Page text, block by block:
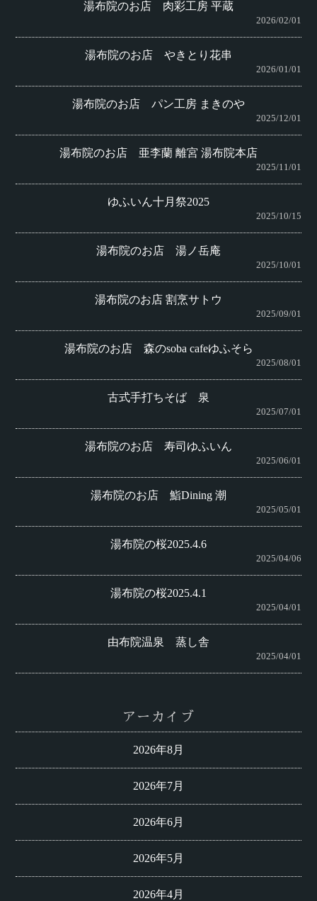
湯布院のお店 肉彩工房 平蔵
2026/02/01
湯布院のお店 やきとり花串
2026/01/01
湯布院のお店 パン工房 まきのや
2025/12/01
湯布院のお店 亜李蘭 離宮 湯布院本店
2025/11/01
ゆふいん十月祭2025
2025/10/15
湯布院のお店 湯ノ岳庵
2025/10/01
湯布院のお店 割烹サトウ
2025/09/01
湯布院のお店 森のsoba cafeゆふそら
2025/08/01
古式手打ちそば 泉
2025/07/01
湯布院のお店 寿司ゆふいん
2025/06/01
湯布院のお店 鮨Dining 潮
2025/05/01
湯布院の桜2025.4.6
2025/04/06
湯布院の桜2025.4.1
2025/04/01
由布院温泉 蒸し舎
2025/04/01
アーカイブ
2026年8月
2026年7月
2026年6月
2026年5月
2026年4月